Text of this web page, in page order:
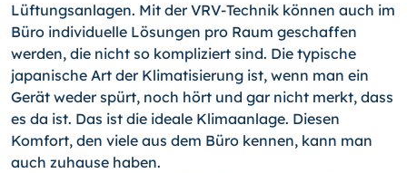
Lüftungsanlagen. Mit der VRV-Technik können auch im
Büro individuelle Lösungen pro Raum geschaffen
werden, die nicht so kompliziert sind. Die typische
japanische Art der Klimatisierung ist, wenn man ein
Gerät weder spürt, noch hört und gar nicht merkt, dass
es da ist. Das ist die ideale Klimaanlage. Diesen
Komfort, den viele aus dem Büro kennen, kann man
auch zuhause haben.